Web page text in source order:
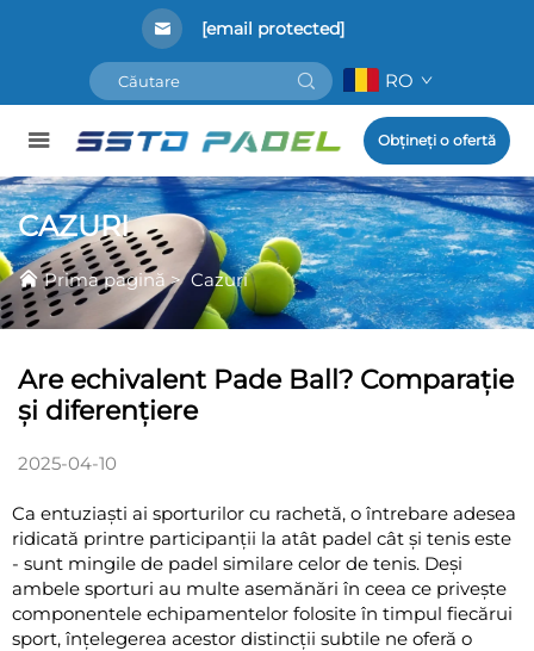
[email protected]
RO
Obțineți o ofertă
CAZURI
Prima pagină>Cazuri
Are echivalent Pade Ball? Comparație
și diferențiere
2025-04-10
Ca entuziaști ai sporturilor cu rachetă, o întrebare adesea
ridicată printre participanții la atât padel cât și tenis este
- sunt mingile de padel similare celor de tenis. Deși
ambele sporturi au multe asemănări în ceea ce privește
componentele echipamentelor folosite în timpul fiecărui
sport, înțelegerea acestor distincții subtile ne oferă o